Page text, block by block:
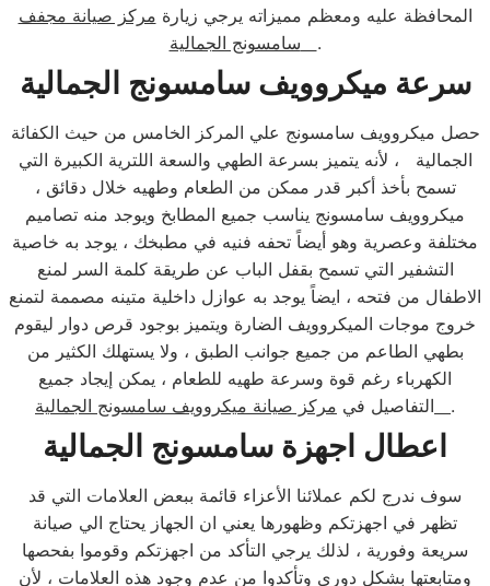
المحافظة عليه ومعظم مميزاته يرجي زيارة مركز صيانة مجفف
.
سرعة ميكروويف سامسونج الجمالية
حصل ميكروويف سامسونج علي المركز الخامس من حيث الكفائة
الجمالية ، لأنه يتميز بسرعة الطهي والسعة اللترية الكبيرة التي
تسمح بأخذ أكبر قدر ممكن من الطعام وطهيه خلال دقائق ،
ميكروويف سامسونج يناسب جميع المطابخ ويوجد منه تصاميم
مختلفة وعصرية وهو أيضاً تحفه فنيه في مطبخك ، يوجد به خاصية
التشفير التي تسمح بقفل الباب عن طريقة كلمة السر لمنع
الاطفال من فتحه ، ايضاً يوجد به عوازل داخلية متينه مصممة لتمنع
خروج موجات الميكروويف الضارة ويتميز بوجود قرص دوار ليقوم
بطهي الطاعم من جميع جوانب الطبق ، ولا يستهلك الكثير من
الكهرباء رغم قوة وسرعة طهيه للطعام ، يمكن إيجاد جميع
التفاصيل في
.
اعطال اجهزة سامسونج الجمالية
سوف ندرج لكم عملائنا الأعزاء قائمة ببعض العلامات التي قد
تظهر في اجهزتكم وظهورها يعني ان الجهاز يحتاج الي صيانة
سريعة وفورية ، لذلك يرجي التأكد من اجهزتكم وقوموا بفحصها
ومتابعتها بشكل دوري وتأكدوا من عدم وجود هذه العلامات ، لأن